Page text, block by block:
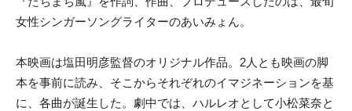
女性シンガーソングライターのあいみょん。
本映画は塩田明彦監督のオリジナル作品。2人とも映画の脚
本を事前に読み、そこからそれぞれのイマジネーションを基
に、各曲が誕生した。劇中では、ハルレオとして小松菜奈と